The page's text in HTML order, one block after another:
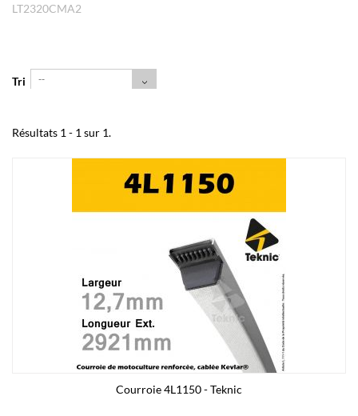
LT2320CMA2
Tri --
Résultats 1 - 1 sur 1.
Courroie 4L1150 - Teknic